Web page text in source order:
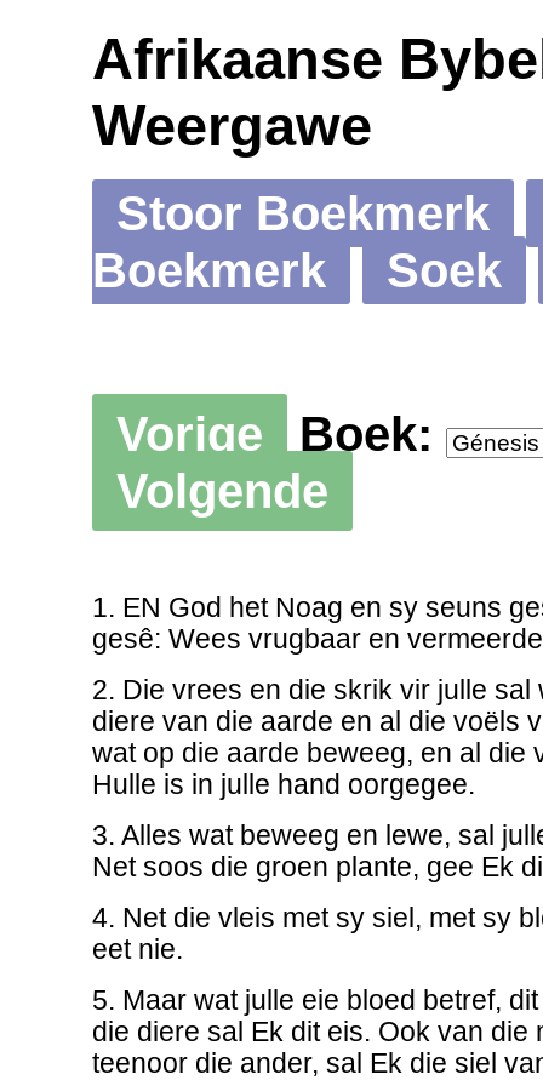
Afrikaanse
Weergawe
Stoor Boekmerk
Boekmerk
Soek
Vorige
Boek:
Volgende
1. EN God het Noag en sy seuns
gesê: Wees vrugbaar en
2. Die vrees en die skrik vir julle sal
diere van die aarde en al die voëls
wat op die aarde beweeg, en al die
Hulle is in julle hand oorgegee.
3. Alles wat beweeg en lewe, sal
Net soos die groen plante, gee Ek
4. Net die vleis met sy siel, met sy
eet nie.
5. Maar wat julle eie bloed betref,
die diere sal Ek dit eis. Ook van die
teenoor die ander, sal Ek die siel